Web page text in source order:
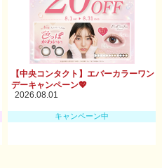
【中央コンタクト】エバーカラーワン
デーキャンペーン💖
2026.08.01
キャンペーン中